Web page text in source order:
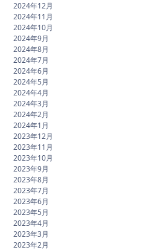
2024年12月
2024年11月
2024年10月
2024年9月
2024年8月
2024年7月
2024年6月
2024年5月
2024年4月
2024年3月
2024年2月
2024年1月
2023年12月
2023年11月
2023年10月
2023年9月
2023年8月
2023年7月
2023年6月
2023年5月
2023年4月
2023年3月
2023年2月